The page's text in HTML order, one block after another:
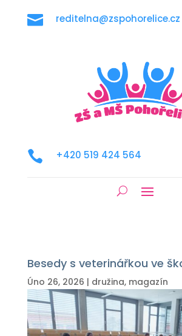
 reditelna@zspohorelice.cz
 +420 519 424 564
Besedy s veterinářkou ve
Úno 26, 2026 | družina, magazín